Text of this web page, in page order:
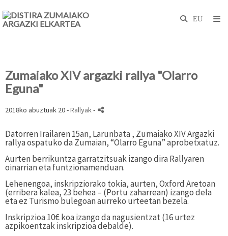
Zumaiako XIV argazki rallya "Olarro
Eguna"
2018ko abuztuak 20 -Rallyak-
Datorren Irailaren 15an, Larunbata , Zumaiako XIV Argazki
rallya ospatuko da Zumaian, “Olarro Eguna” aprobetxatuz.
Aurten berrikuntza garratzitsuak izango dira Rallyaren
oinarrian eta funtzionamenduan.
Lehenengoa, inskripziorako tokia, aurten, Oxford Aretoan
(erribera kalea, 23 behea – (Portu zaharrean) izango dela
eta ez Turismo bulegoan aurreko urteetan bezela.
Inskripzioa 10€ koa izango da nagusientzat (16 urtez
azpikoentzak inskripzioa debalde).